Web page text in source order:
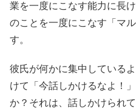
業を一度にこなす能力に長
のことを一度にこなす「マ
す。
彼氏が何かに集中している
けて「今話しかけるなよ！
か？それは、話しかけられ